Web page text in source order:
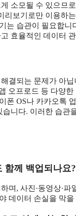
소모될 수 있으므
리보기로만 이용하
는 습관이 필요합
효율적인 데이터
결되는 문제가 아
오프로드 등 다양
폰 OS나 카카오톡
니다. 이러한 습관
함께 백업되나요?
며, 사진·동영상·
데이터 손실을 막을